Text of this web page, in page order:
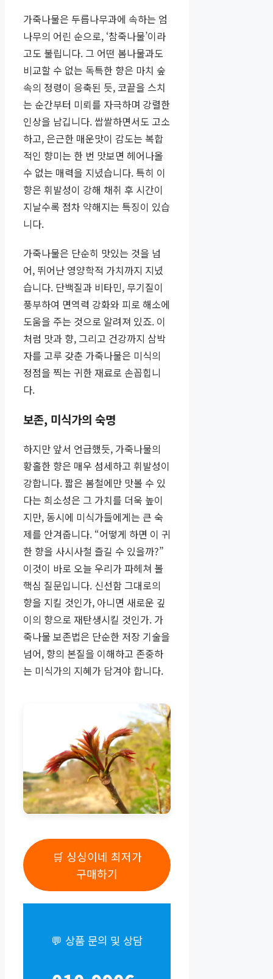
가죽나물은 두릅나무과에 속하는 엄
나무의 어린 순으로, ‘참죽나물’이라
고도 불립니다. 그 어떤 봄나물과도
비교할 수 없는 독특한 향은 마치 숲
속의 정령이 응축된 듯, 코끝을 스치
는 순간부터 미뢰를 자극하며 강렬한
인상을 남깁니다. 쌉쌀하면서도 고소
하고, 은근한 매운맛이 감도는 복합
적인 향미는 한 번 맛보면 헤어나올
수 없는 매력을 지녔습니다. 특히 이
향은 휘발성이 강해 채취 후 시간이
지날수록 점차 약해지는 특징이 있습
니다.
가죽나물은 단순히 맛있는 것을 넘
어, 뛰어난 영양학적 가치까지 지녔
습니다. 단백질과 비타민, 무기질이
풍부하여 면역력 강화와 피로 해소에
도움을 주는 것으로 알려져 있죠. 이
처럼 맛과 향, 그리고 건강까지 삼박
자를 고루 갖춘 가죽나물은 미식의
정점을 찍는 귀한 재료로 손꼽힙니
다.
보존, 미식가의 숙명
하지만 앞서 언급했듯, 가죽나물의
황홀한 향은 매우 섬세하고 휘발성이
강합니다. 짧은 봄철에만 맛볼 수 있
다는 희소성은 그 가치를 더욱 높이
지만, 동시에 미식가들에게는 큰 숙
제를 안겨줍니다. “어떻게 하면 이 귀
한 향을 사시사철 즐길 수 있을까?”
이것이 바로 오늘 우리가 파헤쳐 볼
핵심 질문입니다. 신선함 그대로의
향을 지킬 것인가, 아니면 새로운 깊
이의 향으로 재탄생시킬 것인가. 가
죽나물 보존법은 단순한 저장 기술을
넘어, 향의 본질을 이해하고 존중하
는 미식가의 지혜가 담겨야 합니다.
🛒 싱싱이네 최저가
구매하기
💬 상품 문의 및 상담